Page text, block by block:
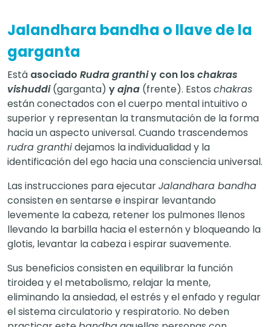
Jalandhara bandha o llave de la
garganta
Está asociado Rudra granthiy con loschakras
vishuddi(garganta) yajna (frente). Estos chakras
están conectados con el cuerpo mental intuitivo o
superior y representan la transmutación de la forma
hacia un aspecto universal. Cuando trascendemos
rudra granthidejamos la individualidad y la
identificación del ego hacia una consciencia universal.
Las instrucciones para ejecutarJalandhara bandha
consisten en sentarse e inspirar levantando
levemente la cabeza, retener los pulmones llenos
llevando la barbilla hacia el esternón y bloqueando la
glotis, levantar la cabeza i espirar suavemente.
Sus beneficios consisten en equilibrar la función
tiroidea y el metabolismo, relajar la mente,
eliminando la ansiedad, el estrés y el enfado y regular
el sistema circulatorio y respiratorio. No deben